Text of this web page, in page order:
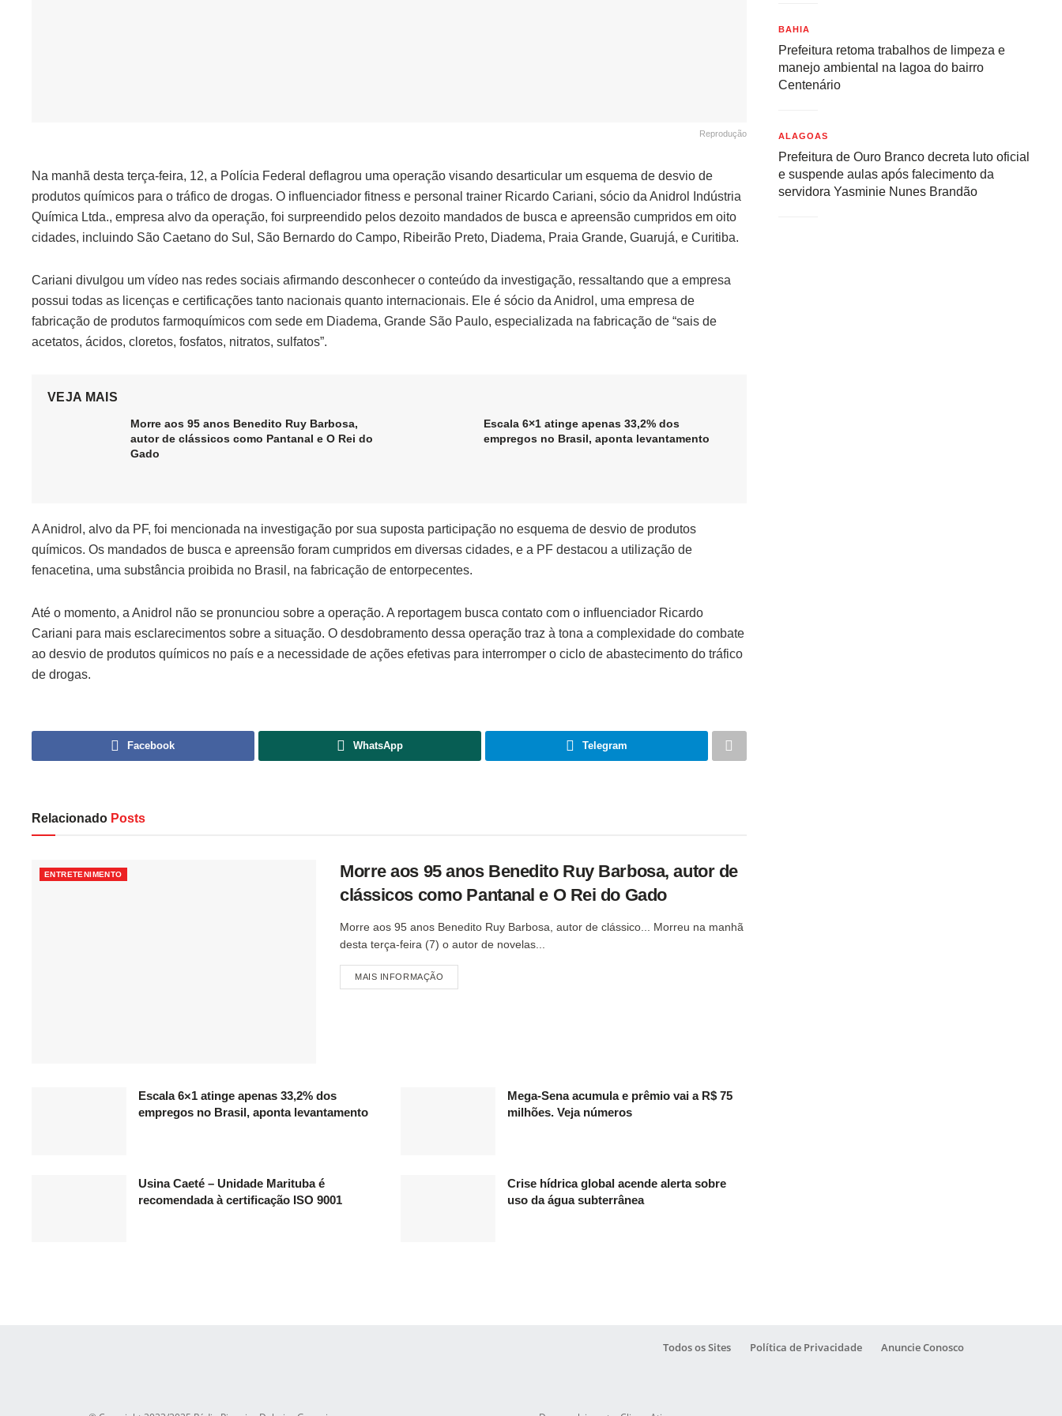
Reprodução
Na manhã desta terça-feira, 12, a Polícia Federal deflagrou uma operação visando desarticular um esquema de desvio de
produtos químicos para o tráfico de drogas. O influenciador fitness e personal trainer Ricardo Cariani, sócio da Anidrol Indústria
Química Ltda., empresa alvo da operação, foi surpreendido pelos dezoito mandados de busca e apreensão cumpridos em oito
cidades, incluindo São Caetano do Sul, São Bernardo do Campo, Ribeirão Preto, Diadema, Praia Grande, Guarujá, e Curitiba.
Cariani divulgou um vídeo nas redes sociais afirmando desconhecer o conteúdo da investigação, ressaltando que a empresa
possui todas as licenças e certificações tanto nacionais quanto internacionais. Ele é sócio da Anidrol, uma empresa de
fabricação de produtos farmoquímicos com sede em Diadema, Grande São Paulo, especializada na fabricação de “sais de
acetatos, ácidos, cloretos, fosfatos, nitratos, sulfatos”.
VEJA MAIS
Morre aos 95 anos Benedito Ruy Barbosa,
autor de clássicos como Pantanal e O Rei do
Gado
Escala 6×1 atinge apenas 33,2% dos
empregos no Brasil, aponta levantamento
A Anidrol, alvo da PF, foi mencionada na investigação por sua suposta participação no esquema de desvio de produtos
químicos. Os mandados de busca e apreensão foram cumpridos em diversas cidades, e a PF destacou a utilização de
fenacetina, uma substância proibida no Brasil, na fabricação de entorpecentes.
Até o momento, a Anidrol não se pronunciou sobre a operação. A reportagem busca contato com o influenciador Ricardo
Cariani para mais esclarecimentos sobre a situação. O desdobramento dessa operação traz à tona a complexidade do combate
ao desvio de produtos químicos no país e a necessidade de ações efetivas para interromper o ciclo de abastecimento do tráfico
de drogas.
Facebook WhatsApp Telegram
Relacionado Posts
ENTRETENIMENTO
Morre aos 95 anos Benedito Ruy Barbosa, autor de
clássicos como Pantanal e O Rei do Gado
Morre aos 95 anos Benedito Ruy Barbosa, autor de clássico... Morreu na manhã
desta terça-feira (7) o autor de novelas...
MAIS INFORMAÇÃO
Escala 6×1 atinge apenas 33,2% dos
empregos no Brasil, aponta levantamento
Mega-Sena acumula e prêmio vai a R$ 75
milhões. Veja números
Usina Caeté – Unidade Marituba é
recomendada à certificação ISO 9001
Crise hídrica global acende alerta sobre
uso da água subterrânea
BAHIA
Prefeitura retoma trabalhos de limpeza e
manejo ambiental na lagoa do bairro
Centenário
ALAGOAS
Prefeitura de Ouro Branco decreta luto oficial
e suspende aulas após falecimento da
servidora Yasminie Nunes Brandão
Todos os Sites Política de Privacidade Anuncie Conosco